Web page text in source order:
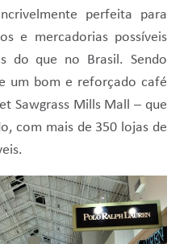
perfeita para
e mercadorias possíveis
do que no Brasil. Sendo
um bom e reforçado café
Sawgrass Mills Mall – que
com mais de 350 lojas de